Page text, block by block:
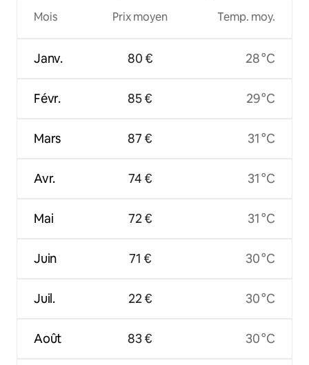
Mois
Janv.
Févr.
Mars
Avr.
Mai
Juin
Juil.
Août
Prix moyen
80 €
85 €
87 €
74 €
72 €
71 €
22 €
83 €
Temp. moy.
28 °C
29 °C
31 °C
31 °C
31 °C
30 °C
30 °C
30 °C